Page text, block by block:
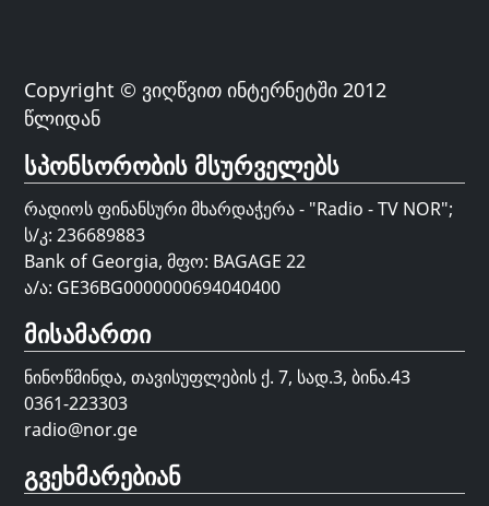
Copyright © ვიღწვით ინტერნეტში 2012
წლიდან
სპონსორობის მსურველებს
რადიოს ფინანსური მხარდაჭერა - "Radio - TV NOR";
ს/კ: 236689883
Bank of Georgia, მფო: BAGAGE 22
ა/ა: GE36BG0000000694040400
მისამართი
ნინოწმინდა, თავისუფლების ქ. 7, სად.3, ბინა.43
0361-223303
radio@nor.ge
გვეხმარებიან